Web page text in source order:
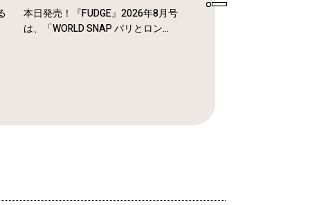
本日発売！『FUDGE』2026年8月号
は、「WORLD SNAP パリとロン...